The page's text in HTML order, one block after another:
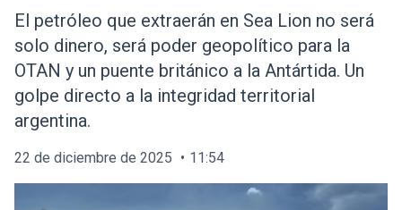
El petróleo que extraerán en Sea Lion no será
solo dinero, será poder geopolítico para la
OTAN y un puente británico a la Antártida. Un
golpe directo a la integridad territorial
argentina.
22 de diciembre de 2025 11:54